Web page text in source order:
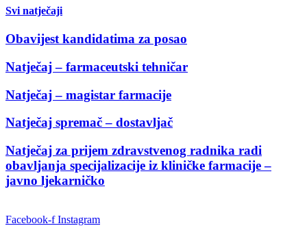
Svi natječaji
Obavijest kandidatima za posao
Natječaj – farmaceutski tehničar
Natječaj – magistar farmacije
Natječaj spremač – dostavljač
Natječaj za prijem zdravstvenog radnika radi
obavljanja specijalizacije iz kliničke farmacije –
javno ljekarničko
Facebook-f Instagram